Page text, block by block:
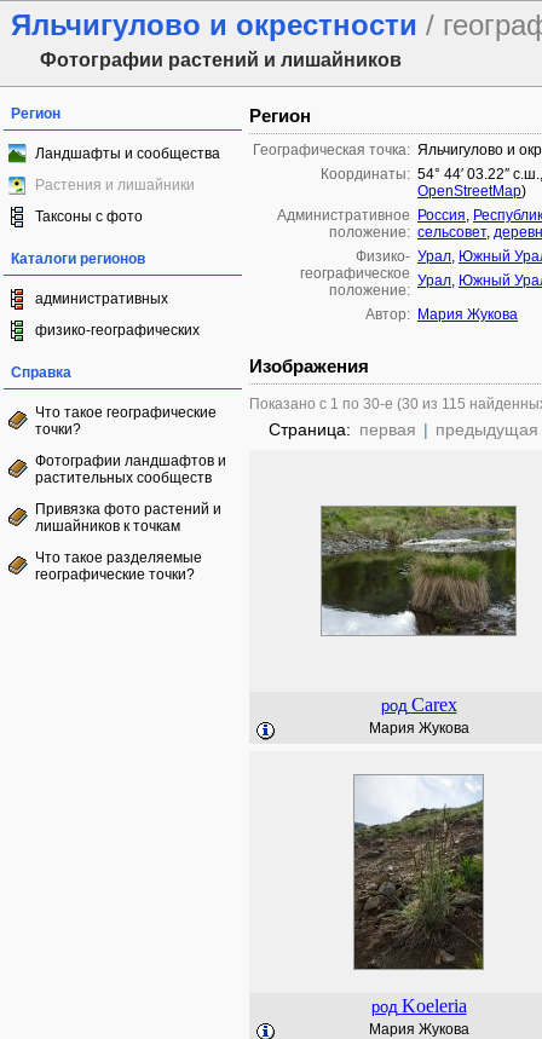
Яльчигулово и окрестности /
Фотографии растений и лишайников
Регион
Ландшафты и сообщества
Растения и лишайники
Таксоны с фото
Каталоги регионов
административных
физико-географических
Справка
Что такое географические
точки?
Фотографии ландшафтов и
растительных сообществ
Привязка фото растений и
лишайников к точкам
Что такое разделяемые
географические точки?
Регион
Географическая точка: Яльчигулово и
Координаты: 54° 44′ 03.22″
OpenStreetMap)
Административное
положение:
Россия,
сельсовет,
Физико-
географическое
положение:
Урал, Южный
Урал, Южный
Автор: Мария Жукова
Изображения
Показано с 1 по 30-е (30 из 115
Страница: первая | предыдущая
род Carex
Мария Жукова
род Koeleria
Мария Жукова